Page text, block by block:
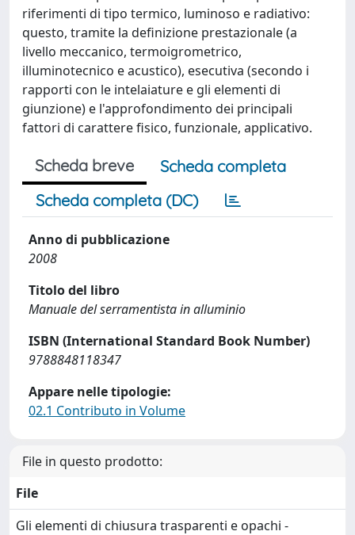
riferimenti di tipo termico, luminoso e radiativo:
questo, tramite la definizione prestazionale (a
livello meccanico, termoigrometrico,
illuminotecnico e acustico), esecutiva (secondo i
rapporti con le intelaiature e gli elementi di
giunzione) e l'approfondimento dei principali
fattori di carattere fisico, funzionale, applicativo.
Scheda breve
Scheda completa
Scheda completa (DC)
Anno di pubblicazione
2008
Titolo del libro
Manuale del serramentista in alluminio
ISBN (International Standard Book Number)
9788848118347
Appare nelle tipologie:
02.1 Contributo in Volume
File in questo prodotto:
File
Gli elementi di chiusura trasparenti e opachi -